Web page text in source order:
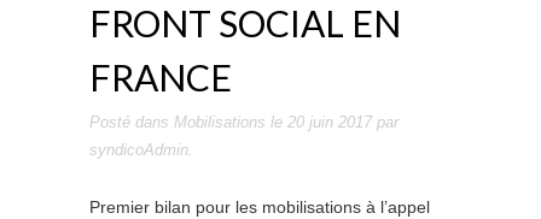
FRONT SOCIAL EN
FRANCE
Posté dans Mobilisations le 20 juin 2017par
syndicoAdmin.
Premier bilan pour les mobilisations à l’appel